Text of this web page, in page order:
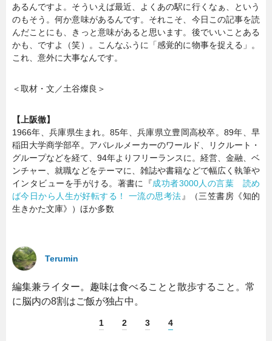
あるんですよ。そういえば最近、よくあの駅に行くなぁ、という
のもそう。何か意味があるんです。それこそ、今日この記事を読
んだことにも、きっと意味があると思います。後でいいことある
かも、ですよ（笑）。こんなふうに「感覚的に物事を捉える」。
これ、意外に大事なんです。
＜取材・文／土谷燦良＞
【上阪徹】
1966年、兵庫県生まれ。85年、兵庫県立豊岡高校卒。89年、早
稲田大学商学部卒。アパレルメーカーのワールド、リクルート・
グループなどを経て、94年よりフリーランスに。経営、金融、ベ
ンチャー、就職などをテーマに、雑誌や書籍などで幅広く執筆や
インタビューを手がける。著書に『成功者3000人の言葉 読め
ば今日から人生が好転する！ 一流の思考法』（三笠書房《知的
生きかた文庫》）ほか多数
Terumin
編集兼ライター。趣味は食べることと散歩すること。常
に脳内の8割はご飯が独占中。
1 2 3 4